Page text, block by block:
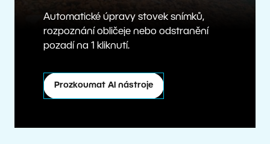
Automatické úpravy stovek snímků,
rozpoznání obličeje nebo odstranění
pozadí na 1 kliknutí.
Prozkoumat AI nástroje